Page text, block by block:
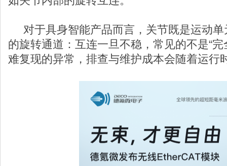
对于具身智能产品而言，关节既是运动单
的旋转通道：互连一旦不稳，常见的不是“
难复现的异常，排查与维护成本会随着运行